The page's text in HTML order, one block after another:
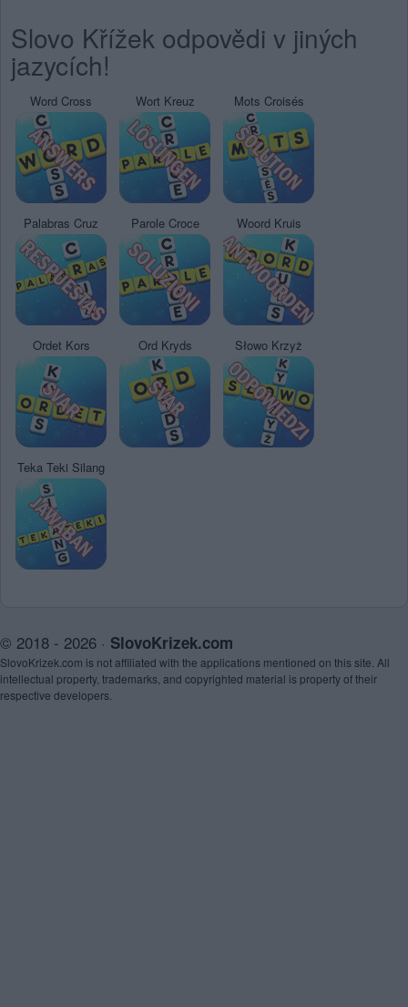
Slovo Křížek odpovědi v jiných
jazycích!
Word Cross Wort Kreuz Mots Croisés
Palabras Cruz Parole Croce Woord Kruis
Ordet Kors Ord Kryds Słowo Krzyż
Teka Teki Silang
© 2018 - 2026 · SlovoKrizek.com
SlovoKrizek.com is not affiliated with the applications mentioned on this site. All
intellectual property, trademarks, and copyrighted material is property of their
respective developers.